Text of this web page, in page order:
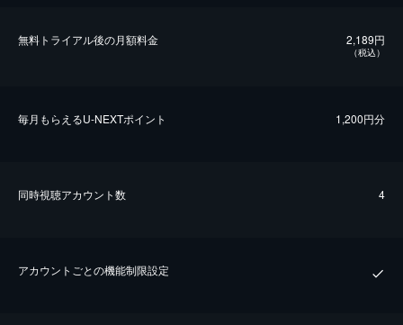
無料トライアル後の⽉額料金 2,189円
（税込）
毎⽉もらえるU-NEXTポイント 1,200円分
同時視聴アカウント数 4
アカウントごとの機能制限設定